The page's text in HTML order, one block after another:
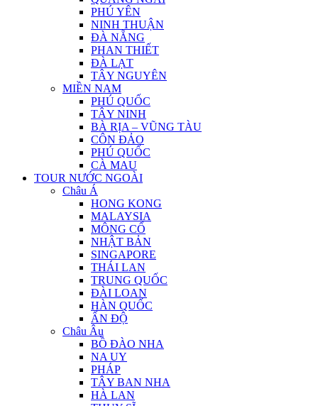
PHÚ YÊN
NINH THUẬN
ĐÀ NẴNG
PHAN THIẾT
ĐÀ LẠT
TÂY NGUYÊN
MIỀN NAM
PHÚ QUỐC
TÂY NINH
BÀ RỊA – VŨNG TÀU
CÔN ĐẢO
PHÚ QUỐC
CÀ MAU
TOUR NƯỚC NGOÀI
Châu Á
HONG KONG
MALAYSIA
MÔNG CỔ
NHẬT BẢN
SINGAPORE
THÁI LAN
TRUNG QUỐC
ĐÀI LOAN
HÀN QUỐC
ẤN ĐỘ
Châu Âu
BỒ ĐÀO NHA
NA UY
PHÁP
TÂY BAN NHA
HÀ LAN